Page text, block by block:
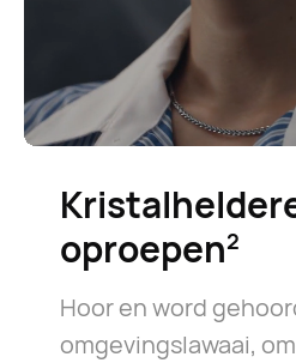
oproepen⁠2
Hoor en word
omgevingslawaai,